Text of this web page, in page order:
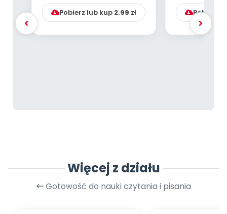
Pobierz lub kup 2.99 zł Pobierz
Więcej z działu
Gotowość do nauki czytania i pisania